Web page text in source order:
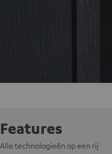
Features
Alle technologieën op een rij